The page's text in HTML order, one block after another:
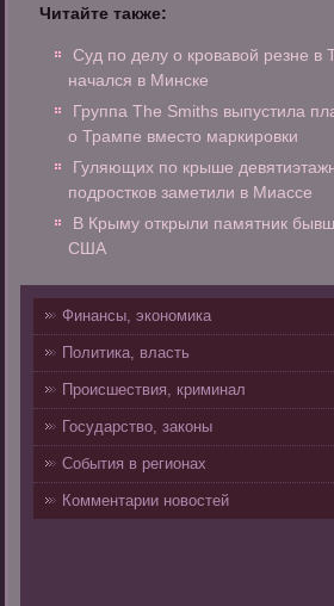
Читайте также:
Суд по делу о кровавой резне
начался в Минске
Группа The Smiths выпустила
о Трампе вместо маркировки
Гуляющих по крыше
подростков заметили в Миассе
В Крыму открыли памятник
США
Финансы, экономика
Политика, власть
Происшествия, криминал
Государство, законы
События в регионах
Комментарии новостей